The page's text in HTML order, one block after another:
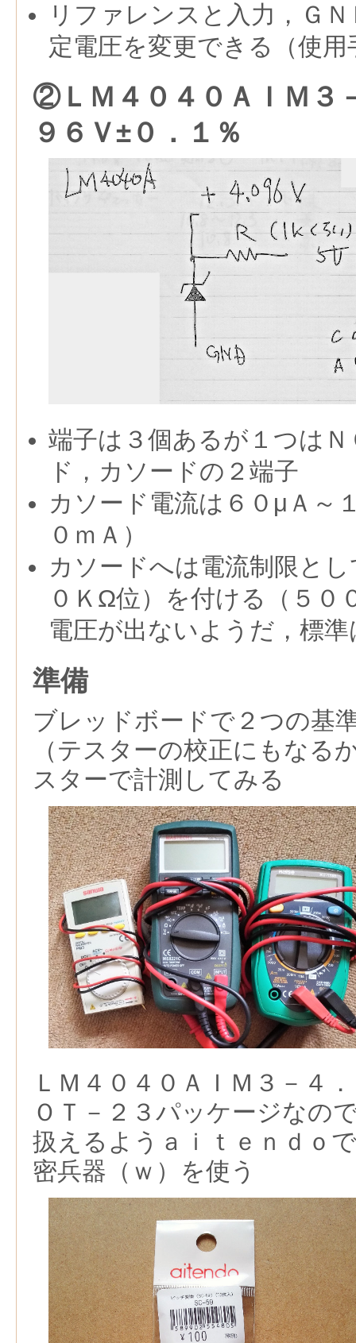
リファレンスと入力，Ｇ
定電圧を変更できる（使
②ＬＭ４０４０ＡＩＭ３
９６Ｖ±０．１％
端子は３個あるが１つは
ド，カソードの２端子
カソード電流は６０μＡ～
０ｍＡ）
カソードへは電流制限と
０ＫΩ位）を付ける（５０
電圧が出ないようだ，標
準備
ブレッドボードで２つの基
（テスターの校正にもなる
スターで計測してみる
ＬＭ４０４０ＡＩＭ３－４
ＯＴ－２３パッケージなの
扱えるようａｉｔｅｎｄｏ
密兵器（ｗ）を使う